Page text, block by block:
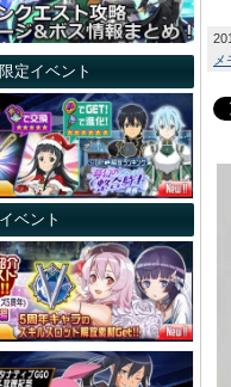
定イベント
ベント